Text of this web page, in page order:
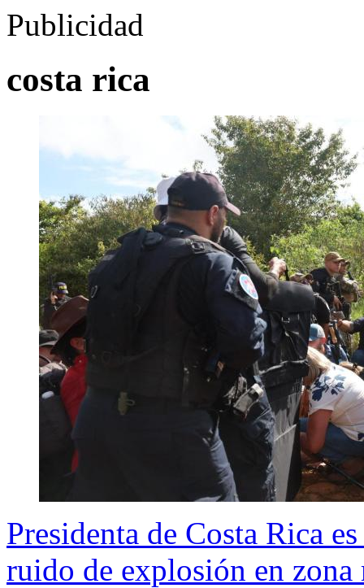
Publicidad
costa rica
Presidenta de Costa Rica
ruido de explosión en zona